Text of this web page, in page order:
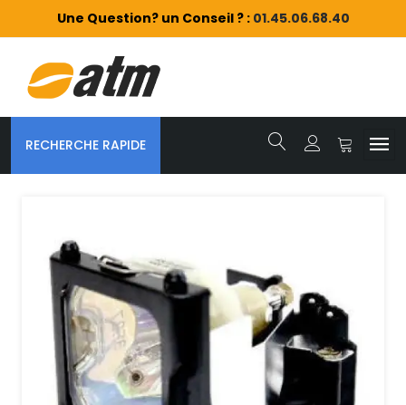
Une Question? un Conseil ? : 01.45.06.68.40
RECHERCHE RAPIDE